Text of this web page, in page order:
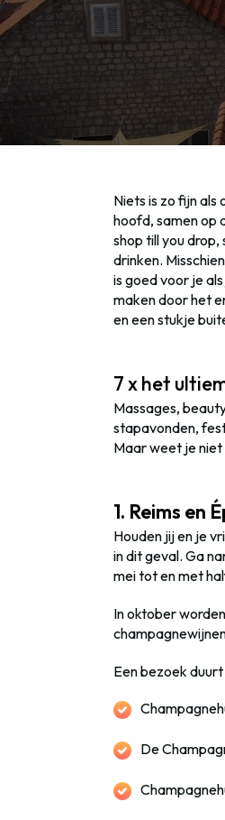
Niets is zo fijn
hoofd, samen op
shop till you
drinken.
is goed voor je
maken door het
en een stukje
7 x het
Massages,
stapavonden,
Maar weet je
1. Reims en
Houden jij en je
in dit geval. Ga
mei tot en met
In oktober
Een bezoek
De